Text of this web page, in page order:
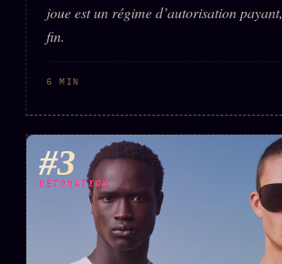
joue est un régime d’autorisation
fin.
6 MIN
#3
DÉTONATION